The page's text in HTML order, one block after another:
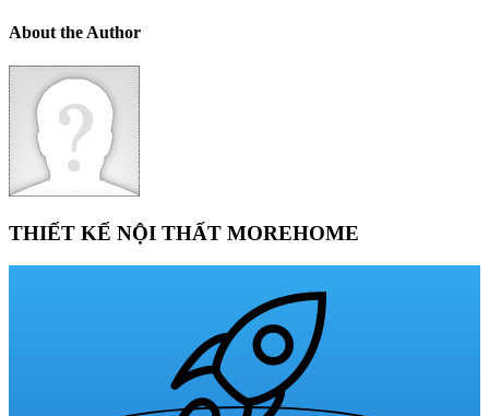
About the Author
THIẾT KẾ NỘI THẤT MOREHOME